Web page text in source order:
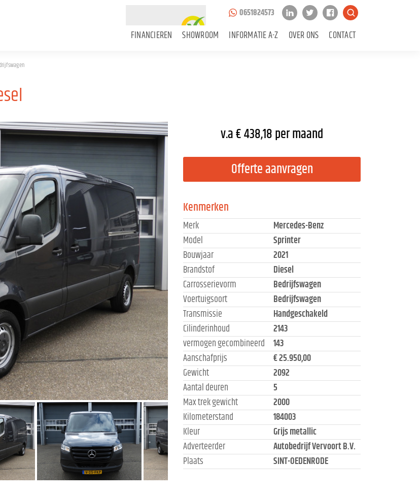
0651824573
FINANCIEREN SHOWROOM INFORMATIE A-Z OVER ONS CONTACT
v.a € 438,18 per maand
Offerte aanvragen
Kenmerken
Merk
Mercedes-Benz
Model
Sprinter
Bouwjaar
2021
Brandstof
Diesel
Carrosserievorm
Bedrijfswagen
Voertuigsoort
Bedrijfswagen
Transmissie
Handgeschakeld
Cilinderinhoud
2143
vermogen gecombineerd
143
Aanschafprijs
€ 25.950,00
Gewicht
2092
Aantal deuren
5
Max trek gewicht
2000
Kilometerstand
184003
Kleur
Grijs metallic
Adverteerder
Autobedrijf Vervoort B.V.
Plaats
SINT-OEDENRODE